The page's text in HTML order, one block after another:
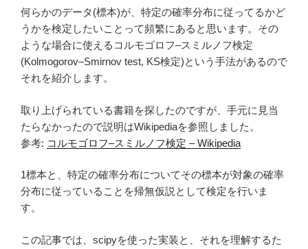
何らかのデータ(標本)が、特定の確率分布に従ってるかど
うかを検定したいことって頻繁にあると思います。その
ような場合に使えるコルモゴロフ–スミルノフ検定
(Kolmogorov–Smirnov test, KS検定)という手法があるので
それを紹介します。
取り上げられている書籍を探したのですが、手元に見当
たらなかったので説明はWikipediaを参照しました。
参考: コルモゴロフ–スミルノフ検定 – Wikipedia
1標本と、特定の確率分布についてその標本が対象の確率
分布に従っていることを帰無仮説として検定を行いま
す。
この記事では、scipyを使った実装と、それを理解するた